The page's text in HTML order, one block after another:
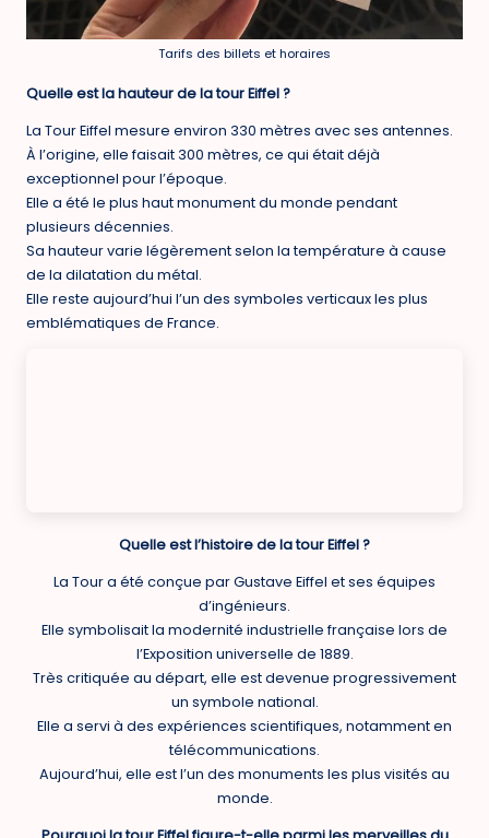
Tarifs des billets et horaires
Quelle est la hauteur de la tour Eiffel ?
La Tour Eiffel mesure environ 330 mètres avec ses antennes.
À l’origine, elle faisait 300 mètres, ce qui était déjà
exceptionnel pour l’époque.
Elle a été le plus haut monument du monde pendant
plusieurs décennies.
Sa hauteur varie légèrement selon la température à cause
de la dilatation du métal.
Elle reste aujourd’hui l’un des symboles verticaux les plus
emblématiques de France.
Quelle est l’histoire de la tour Eiffel ?
La Tour a été conçue par Gustave Eiffel et ses équipes
d’ingénieurs.
Elle symbolisait la modernité industrielle française lors de
l’Exposition universelle de 1889.
Très critiquée au départ, elle est devenue progressivement
un symbole national.
Elle a servi à des expériences scientifiques, notamment en
télécommunications.
Aujourd’hui, elle est l’un des monuments les plus visités au
monde.